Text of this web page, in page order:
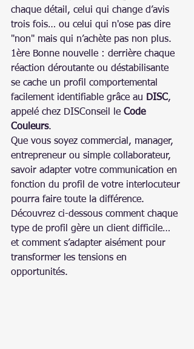
chaque détail, celui qui change d’avis
trois fois… ou celui qui n'ose pas dire
"non" mais qui n’achète pas non plus.
1ère Bonne nouvelle : derrière chaque
réaction déroutante ou déstabilisante
se cache un profil comportemental
facilement identifiable grâce au DISC,
appelé chez DISConseil le Code
Couleurs.
Que vous soyez commercial, manager,
entrepreneur ou simple collaborateur,
savoir adapter votre communication en
fonction du profil de votre interlocuteur
pourra faire toute la différence.
Découvrez ci-dessous comment chaque
type de profil gère un client difficile…
et comment s’adapter aisément pour
transformer les tensions en
opportunités.